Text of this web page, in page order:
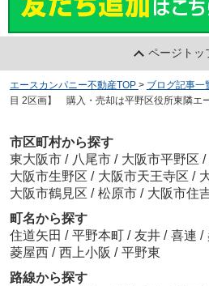
ページトッ
エースカンパニー不動産TOP > ブログ記事一
目 2区画】 購入・売却は平野区役所東隣エ
市区町村から探す
東大阪市 / 八尾市 / 大阪市平野区 /
大阪市生野区 / 大阪市天王寺区 /
大阪市鶴見区 / 松原市 / 大阪市住
町名から探す
住道矢田 / 平野本町 / 友井 / 喜連 /
菱屋西 / 西上小阪 / 平野東
路線から探す